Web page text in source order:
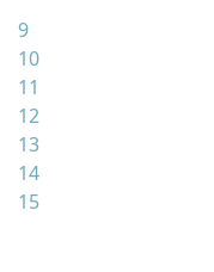
9
10
11
12
13
14
15